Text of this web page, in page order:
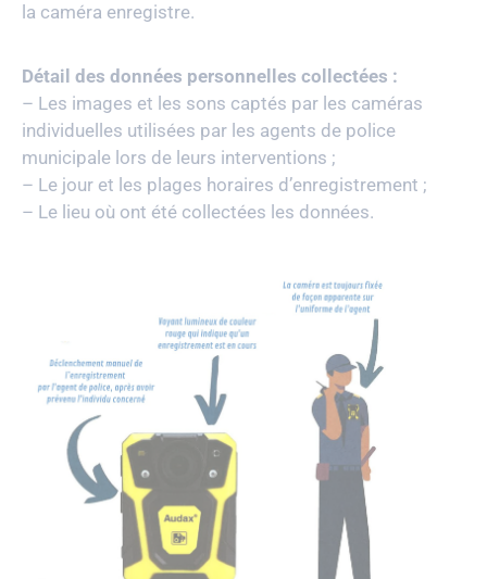
la caméra enregistre.
Détail des données personnelles collectées :
– Les images et les sons captés par les caméras
individuelles utilisées par les agents de police
municipale lors de leurs interventions ;
– Le jour et les plages horaires d’enregistrement ;
– Le lieu où ont été collectées les données.